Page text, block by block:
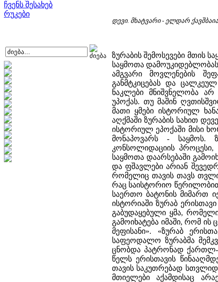
ჩვენს შესახებ
რუკები
დევი. მხატვარი - ელდარ ქავშბაია
ზურაბის შემოსევები მთის
საყმოთა დამოუკიდებლობას
ამგვარი მოვლენების
განმტკიცებას და
ნაკლები მნიშვნელობა
უპოქას. თუ მაშინ
მათი ყმები ისტორიულ
აღქმაში ზურაბის სახით
ისტორიულ ეპოქაში მისი
მონაპოვარს - საყმოს.
კონსოლიდაციის პროცესი,
საყმოთა დაარსებაში
და ფშავლები არიან
რომელიც თავის თავს
რაც საისტორიო წერილობით
საერთო ბატონის მიმართ
ისტორიაში ზურაბ
გაბუდაყებული ყმა,
გამოიხატება იმაში, რომ
მეფისანი». «ზურაბ
საფეოდალო ზურაბმა
ცნობდა პატრონად ქართლ-
წელს ერისთავის
თავის საკუთრებად
მთიელები აქამდისაც